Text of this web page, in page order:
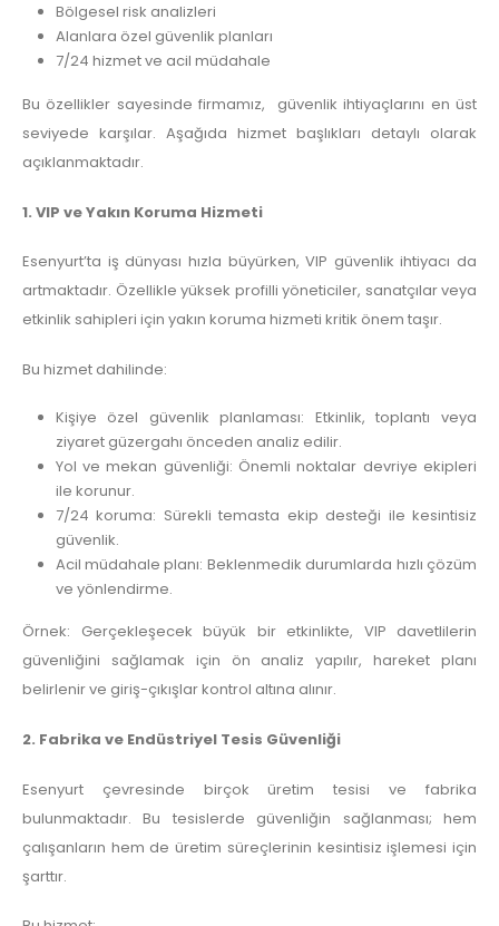
Bölgesel risk analizleri
Alanlara özel güvenlik planları
7/24 hizmet ve acil müdahale
Bu özellikler sayesinde firmamız, güvenlik ihtiyaçlarını en üst
seviyede karşılar. Aşağıda hizmet başlıkları detaylı olarak
açıklanmaktadır.
1. VIP ve Yakın Koruma Hizmeti
Esenyurt’ta iş dünyası hızla büyürken, VIP güvenlik ihtiyacı da
artmaktadır. Özellikle yüksek profilli yöneticiler, sanatçılar veya
etkinlik sahipleri için yakın koruma hizmeti kritik önem taşır.
Bu hizmet dahilinde:
Kişiye özel güvenlik planlaması: Etkinlik, toplantı veya
ziyaret güzergahı önceden analiz edilir.
Yol ve mekan güvenliği: Önemli noktalar devriye ekipleri
ile korunur.
7/24 koruma: Sürekli temasta ekip desteği ile kesintisiz
güvenlik.
Acil müdahale planı: Beklenmedik durumlarda hızlı çözüm
ve yönlendirme.
Örnek: Gerçekleşecek büyük bir etkinlikte, VIP davetlilerin
güvenliğini sağlamak için ön analiz yapılır, hareket planı
belirlenir ve giriş-çıkışlar kontrol altına alınır.
2. Fabrika ve Endüstriyel Tesis Güvenliği
Esenyurt çevresinde birçok üretim tesisi ve fabrika
bulunmaktadır. Bu tesislerde güvenliğin sağlanması; hem
çalışanların hem de üretim süreçlerinin kesintisiz işlemesi için
şarttır.